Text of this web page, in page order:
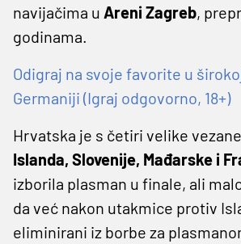
navijačima u Areni Zagreb,
godinama.
Odigraj na svoje favorite u
Germaniji (Igraj odgovorno, 18+)
Hrvatska je s četiri velike
Islanda, Slovenije, Mađarske i
izborila plasman u finale, ali
da već nakon utakmice protiv
eliminirani iz borbe za